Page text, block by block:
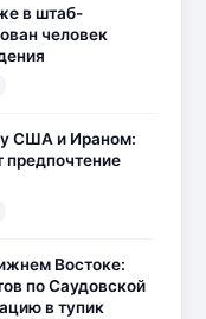
в штаб-
человек
США и Ираном:
предпочтение
Востоке:
по Саудовской
в тупик